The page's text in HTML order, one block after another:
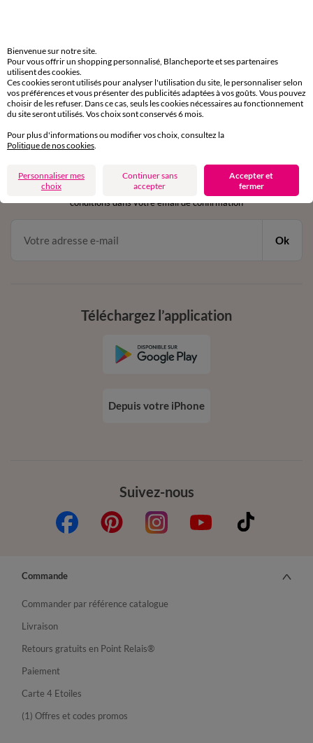
Service clients
par chat et par téléphone
de 8h00 à 20h00 du lundi au samedi
en vous inscrivant à la newsletter
dès 20€ d’achat
conditions dans votre email de confirmation
Ok
Suivez-nous
Téléchargez l’application
Depuis votre iPhone
Commande
Commander par référence catalogue
Livraison
Retours gratuits en Point Relais®
Paiement
Carte 4 Etoiles
(1) Offres et codes promos
Bienvenue sur notre site.
Pour vous offrir un shopping personnalisé, Blancheporte et ses partenaires
utilisent des cookies.
Ces cookies seront utilisés pour analyser l'utilisation du site, le personnaliser selon
vos préférences et vous présenter des publicités adaptées à vos goûts. Vous pouvez
choisir de les refuser. Dans ce cas, seuls les cookies nécessaires au fonctionnement
du site seront utilisés. Vos choix sont conservés 6 mois.
Pour plus d'informations ou modifier vos choix, consultez la
Politique de nos cookies.
Personnaliser mes
choix
Continuer sans
accepter
Accepter et
fermer